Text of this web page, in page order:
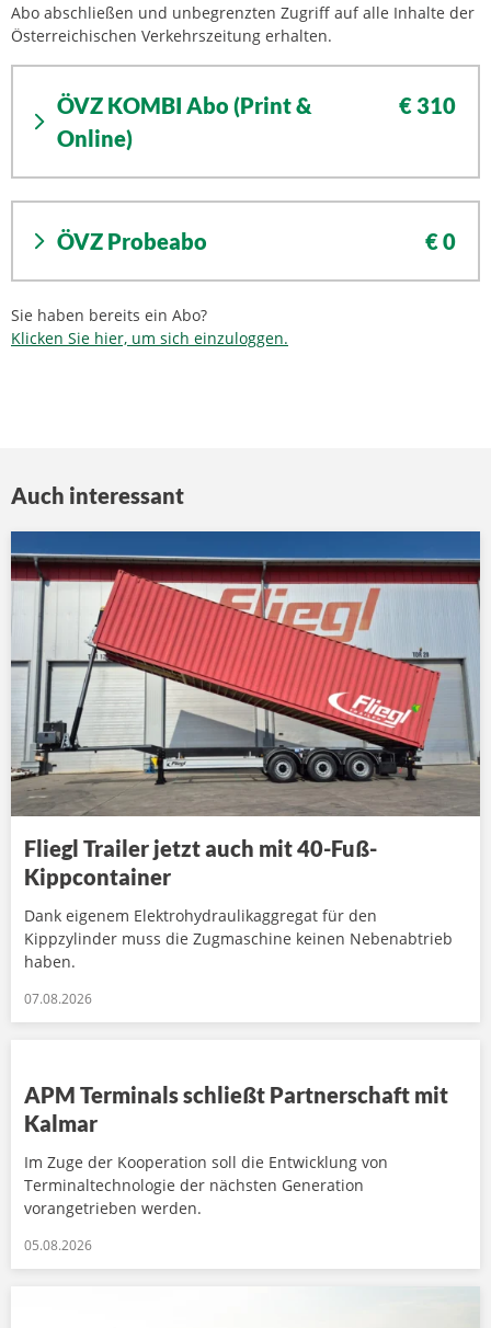
Abo abschließen und unbegrenzten Zugriff auf alle Inhalte der
Österreichischen Verkehrszeitung erhalten.
ÖVZ KOMBI Abo (Print &
Online)
€ 310
ÖVZ Probeabo € 0
Sie haben bereits ein Abo?
Klicken Sie hier, um sich einzuloggen.
Auch interessant
Fliegl Trailer jetzt auch mit 40-Fuß-
Kippcontainer
Dank eigenem Elektrohydraulikaggregat für den
Kippzylinder muss die Zugmaschine keinen Nebenabtrieb
haben.
07.08.2026
APM Terminals schließt Partnerschaft mit
Kalmar
Im Zuge der Kooperation soll die Entwicklung von
Terminaltechnologie der nächsten Generation
vorangetrieben werden.
05.08.2026